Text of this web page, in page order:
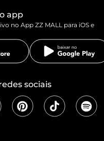
app
no App ZZ MALL para iOS e
sociais